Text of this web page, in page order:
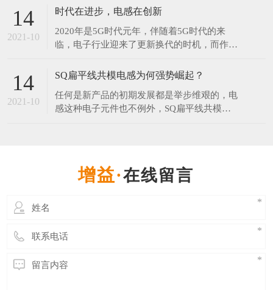
见。上一次是2001年，另外两次分别在2031
年和2077年。对此网友调侃：连国庆和中秋都
在一起了，而我还是单身。​中秋节每年固定在
农历的八月十五，但它在阳历中的日期却非常
14
2021-10
时代在进步，电感在创新
2020年是5G时代元年，伴随着5G时代的来
临，电子行业迎来了更新换代的时机，而作为
器，在新的时代将会有更大的发展空间。 伴
领域，电感行业会走向一个更大的发展空间。
无论科技进步的有多快，电子产品更新的再
14
2021-10
SQ扁平线共模电感为何强势崛起？
任何是新产品的初期发展都是举步维艰的，电
感这种电子元件也不例外，SQ扁平线共模电
是发展至今SQ共模电感已经开始受到各行业
在线留言